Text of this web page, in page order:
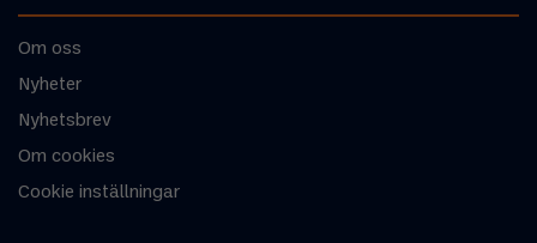
Om oss
Nyheter
Nyhetsbrev
Om cookies
Cookie inställningar